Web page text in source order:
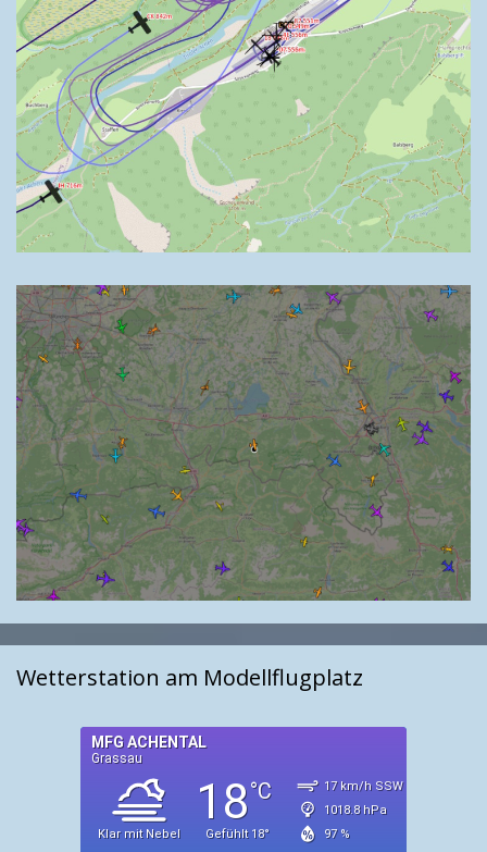
Wetterstation am Modellflugplatz